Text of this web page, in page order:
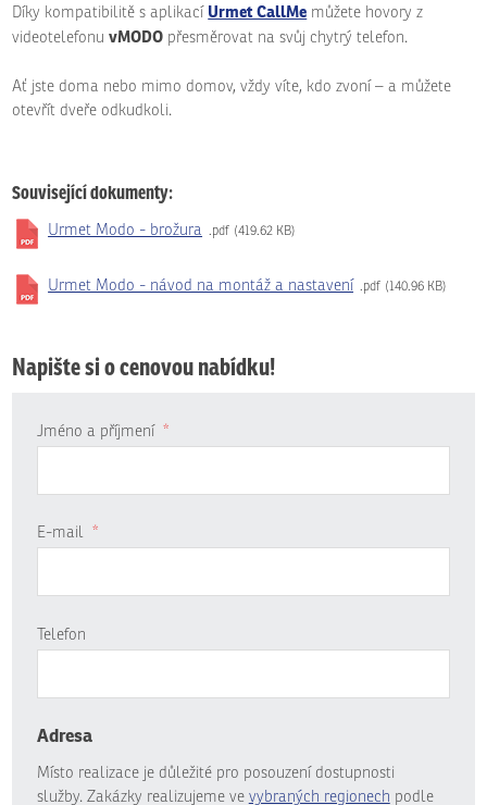
Díky kompatibilitě s aplikací Urmet CallMe můžete hovory z
videotelefonuvMODO přesměrovat na svůj chytrý telefon.
Ať jste doma nebo mimo domov, vždy víte, kdo zvoní – a můžete
otevřít dveře odkudkoli.
Související dokumenty:
Urmet Modo - brožura pdf 419.62 KB
Urmet Modo - návod na montáž a nastavení pdf 140.96 KB
Napište si o cenovou nabídku!
Jméno a příjmení *
E-mail *
Telefon
Adresa
Místo realizace je důležité pro posouzení dostupnosti
služby. Zakázky realizujeme ve vybraných regionech podle